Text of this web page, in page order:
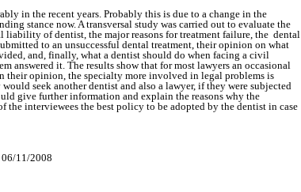
in the recent years. Probably this is due to a change in the
stance now. A transversal study was carried out to evaluate the
liability of dentist, the major reasons for treatment failure, the dental
to an unsuccessful dental treatment, their opinion on what
and, finally, what a dentist should do when facing a civil
answered it. The results show that for most lawyers an occasional
their opinion, the specialty more involved in legal problems is
seek another dentist and also a lawyer, if they were subjected
give further information and explain the reasons why the
the interviewees the best policy to be adopted by the dentist in case
06/11/2008